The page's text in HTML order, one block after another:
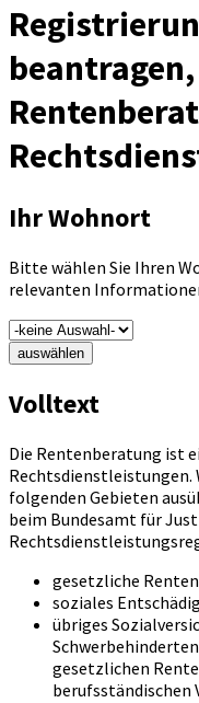
Ihr Wohnort
Bitte wählen Sie Ihren
relevanten
auswählen
Volltext
Die Rentenberatung ist
Rechtsdienstleistungen.
folgenden Gebieten
beim Bundesamt für
gesetzliche
soziales
übriges
gesetzlichen
berufsständischen